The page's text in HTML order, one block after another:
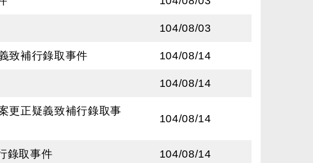
104/08/03
致補行錄取事件 104/08/14
104/08/14
更正疑義致補行錄取事
104/08/14
錄取事件 104/08/14